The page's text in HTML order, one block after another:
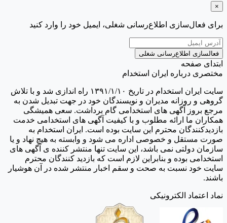
×
برای فعال‌سازی اطلاع‌رسانی شغلی، ایمیل خود را وارد کنید
فعالسازی اطلاع‌رسانی شغلی
ابتدای صفحه
مختصری درباره ایران استخدام
سایت ایران استخدام در تاریخ ۱۳۹۱/۱/۱۰ راه اندازی شد و با تلاش
گروهی و روزانه مدیران و نویسندگان خود در جهت تبدیل شدن به
مرجع بروز آگهی های استخدامی گام برداشت. سعی همیشگی
همکاران ما ارائه مطلوب و با کیفیت آگهی های استخدامی خدمت
بازدیدکنندگان محترم این سایت بوده است. ایران استخدام به
صورت مستقل و خصوصی اداره می شود و وابسته به هیچ نهاد و یا
سازمان دولتی نمی باشد، این سایت تنها منتشر کننده ی آگهی های
استخدامی بوده و بنابراین لازم است که بازدید کنندگان محترم
سایت خود نسبت به صحت و سقم اخبار منتشر شده در آن هوشیار
باشند.
نماد اعتماد الکترونیکی